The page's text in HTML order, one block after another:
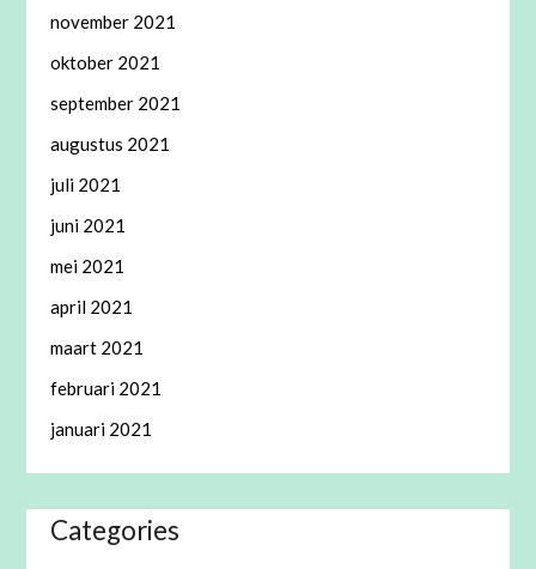
november 2021
oktober 2021
september 2021
augustus 2021
juli 2021
juni 2021
mei 2021
april 2021
maart 2021
februari 2021
januari 2021
Categories